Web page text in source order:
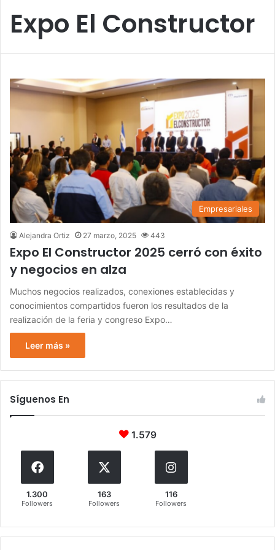
Expo El Constructor
Empresariales
Alejandra Ortiz 27 marzo, 2025 443
Expo El Constructor 2025 cerró con éxito
y negocios en alza
Muchos negocios realizados, conexiones establecidas y
conocimientos compartidos fueron los resultados de la
realización de la feria y congreso Expo…
Leer más »
Síguenos En
1.579
1.300
Followers
163
Followers
116
Followers